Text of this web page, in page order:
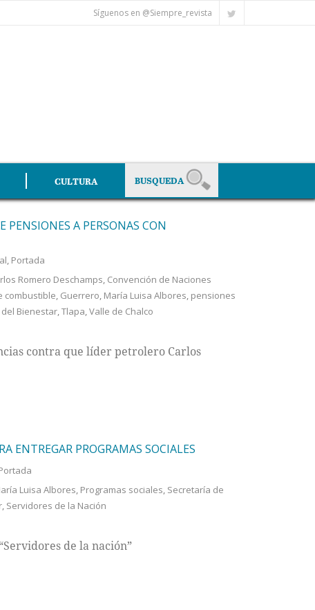
Síguenos en @Siempre_revista
CULTURA
PENSIONES A PERSONAS CON
, Portada
Romero Deschamps, Convención de Naciones
combustible, Guerrero, María Luisa Albores, pensiones
Bienestar,Tlapa,Valle de Chalco
contra que líder petrolero Carlos
ENTREGAR PROGRAMAS SOCIALES
Luisa Albores, Programas sociales, Secretaría de
, Servidores de la Nación
de la nación”